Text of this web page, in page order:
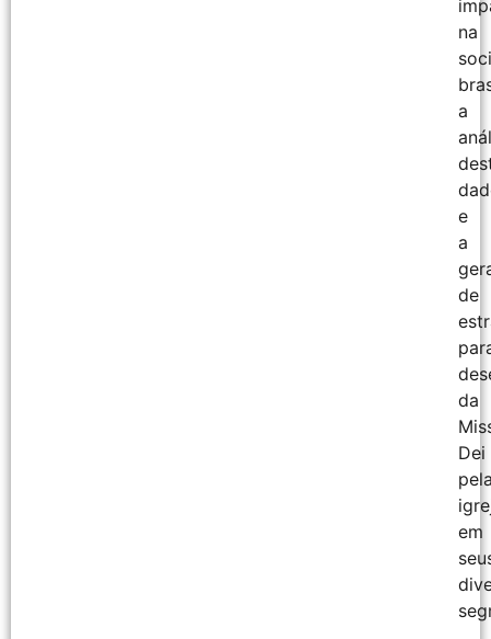
na
a
e
a
de
da
Dei
em